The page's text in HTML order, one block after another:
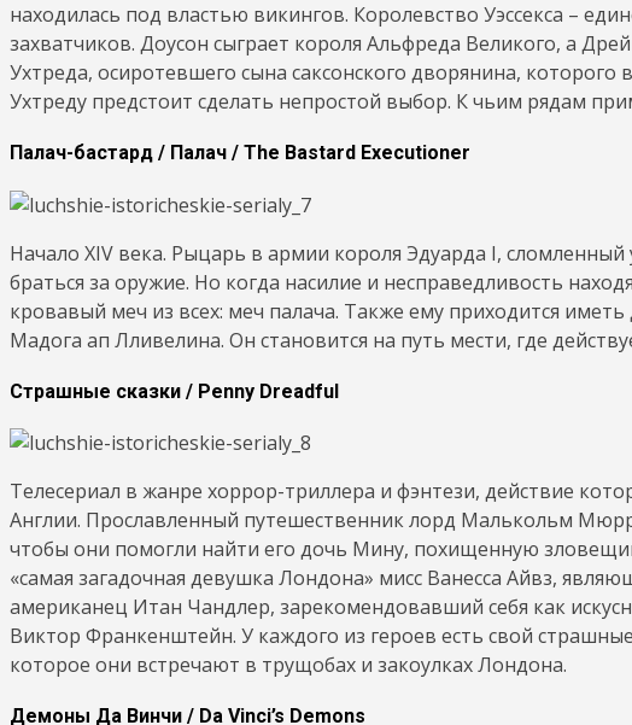
находилась под властью викингов. Королевство Уэссекса –
захватчиков. Доусон сыграет короля Альфреда Великого, а
Ухтреда, осиротевшего сына саксонского дворянина, которого
Ухтреду предстоит сделать непростой выбор. К чьим рядам
Палач-бастард / Палач / The Bastard Executioner
Начало XIV века. Рыцарь в армии короля Эдуарда I,
браться за оружие. Но когда насилие и несправедливость
кровавый меч из всех: меч палача. Также ему приходится иметь
Мадога ап Лливелина. Он становится на путь мести, где
Страшные сказки / Penny Dreadful
Телесериал в жанре хоррор-триллера и фэнтези, действие
Англии. Прославленный путешественник лорд Малькольм
чтобы они помогли найти его дочь Мину, похищенную
«самая загадочная девушка Лондона» мисс Ванесса Айвз,
американец Итан Чандлер, зарекомендовавший себя как
Виктор Франкенштейн. У каждого из героев есть свой
которое они встречают в трущобах и закоулках Лондона.
Демоны Да Винчи / Da Vinci’s Demons